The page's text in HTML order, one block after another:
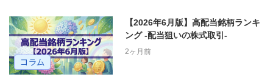
【2026年6月版】高配当銘柄ランキ
ング -配当狙いの株式取引-
2ヶ月前